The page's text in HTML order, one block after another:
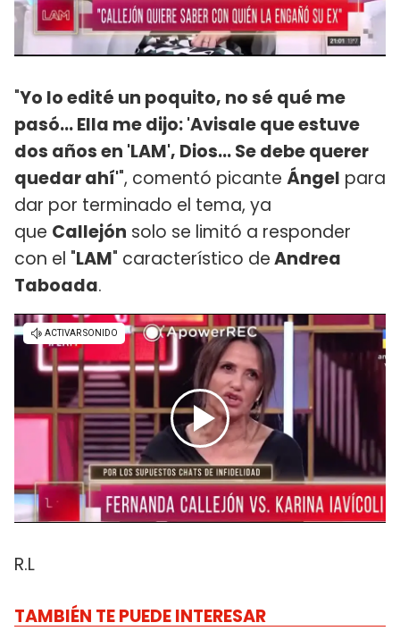
"Yo lo edité un poquito, no sé qué me
pasó... Ella me dijo: 'Avisale que estuve
dos años en 'LAM', Dios... Se debe querer
quedar ahí'", comentó picante Ángel para
dar por terminado el tema, ya
que Callejón solo se limitó a responder
con el "LAM" característico deAndrea
Taboada.
R.L
TAMBIÉN TE PUEDE INTERESAR